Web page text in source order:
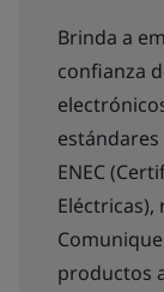
Brinda a
confianza
ENEC
productos